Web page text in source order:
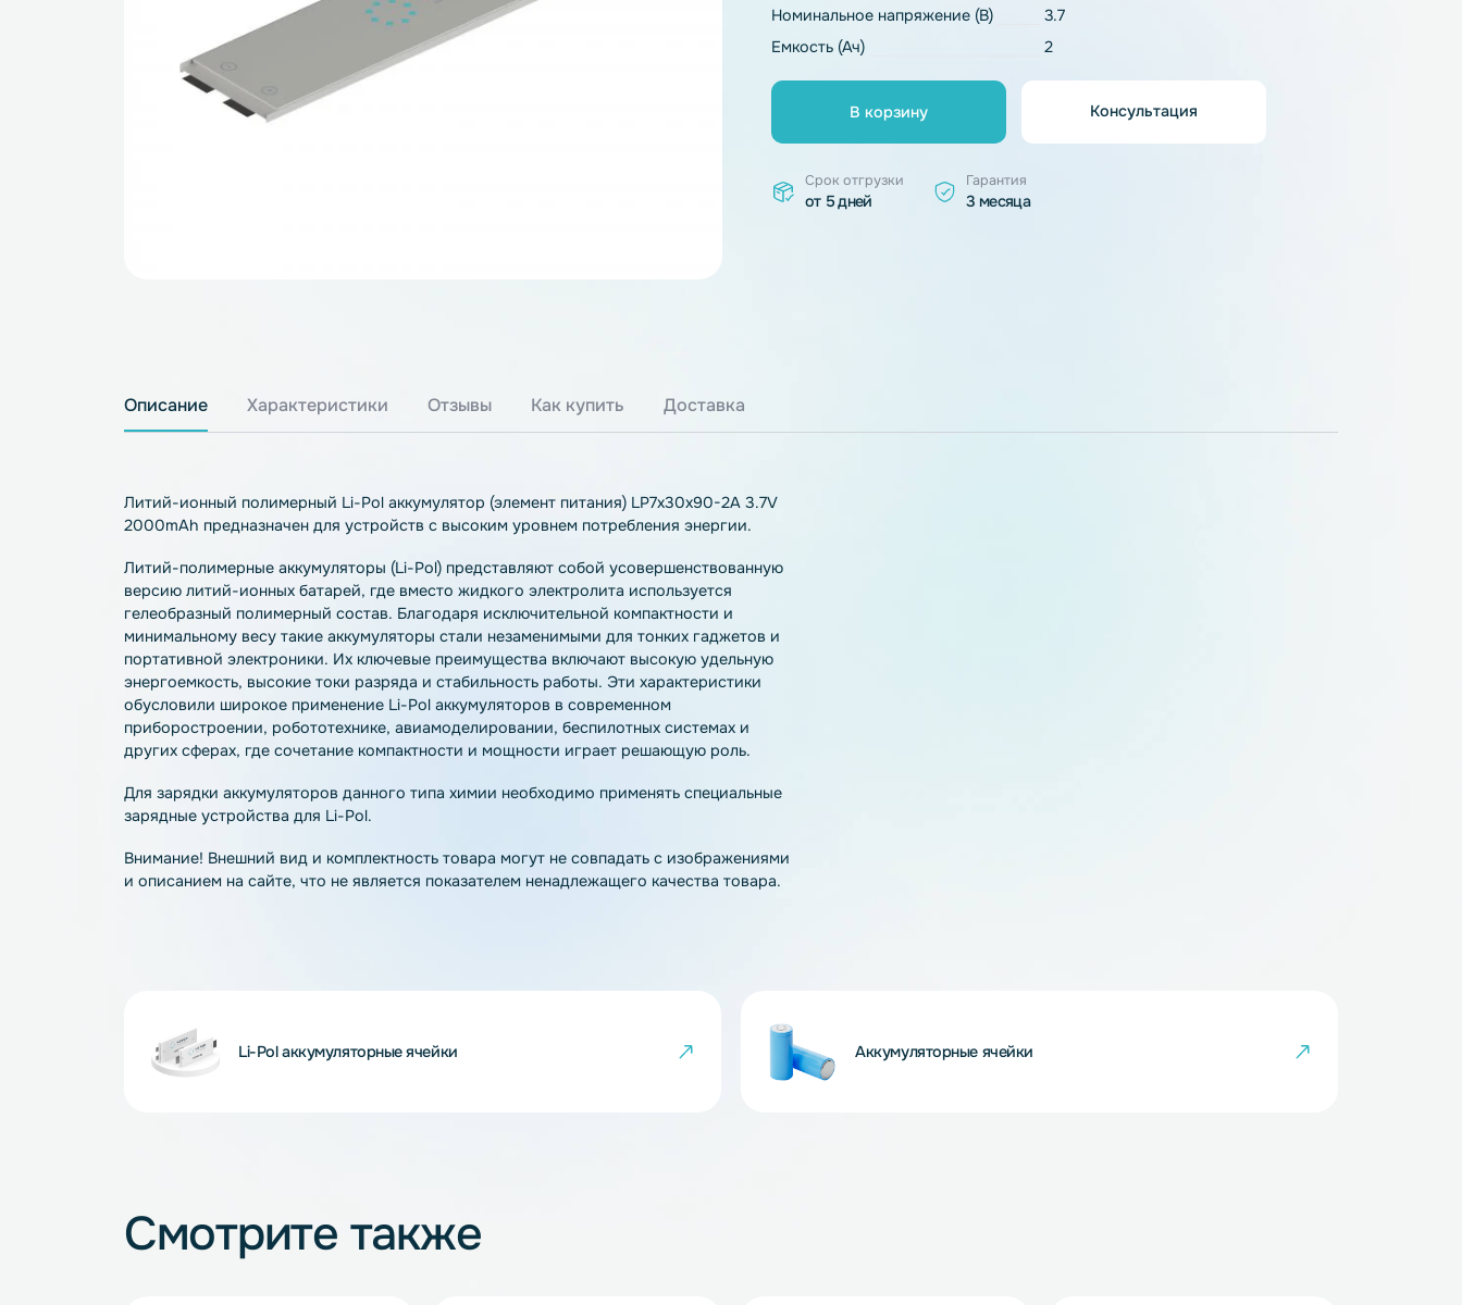
Тип химии
Емкость (Ач) 2
В корзину
Описание Характеристики Отзывы Как купить Доставка
Литий-ионный полимерный Li-Pol аккумулятор (элемент питания) LP7x30x90-2A 3.7V
2000mAh предназначен для устройств с высоким уровнем потребления энергии.
Литий-полимерные аккумуляторы (Li-Pol) представляют собой усовершенствованную
версию литий-ионных батарей, где вместо жидкого электролита используется
гелеобразный полимерный состав. Благодаря исключительной компактности и
минимальному весу такие аккумуляторы стали незаменимыми для тонких гаджетов и
портативной электроники. Их ключевые преимущества включают высокую удельную
энергоемкость, высокие токи разряда и стабильность работы. Эти характеристики
приборостроении, робототехнике, авиамоделировании, беспилотных системах и
других сферах, где сочетание компактности и мощности играет решающую роль.
и описанием на сайте, что не является показателем ненадлежащего качества товара.
Li-Pol аккумуляторные ячейки